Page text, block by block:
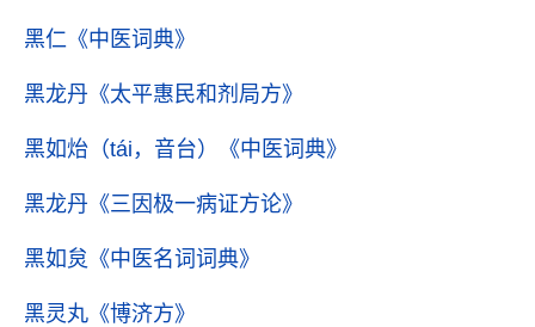
黑仁 《中医词典》
黑龙丹 《太平惠民和剂局方》
黑如炲（tái，音台） 《中医词典》
黑龙丹 《三因极一病证方论》
黑如炱 《中医名词词典》
黑灵丸 《博济方》